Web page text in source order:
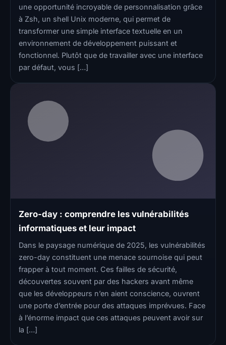
une opportunité incroyable de personnalisation grâce
à Zsh, un shell Unix moderne, qui permet de
transformer une simple interface textuelle en un
environnement de développement puissant et
fonctionnel. Plutôt que de travailler avec une interface
par défaut, vous […]
Zero-day : comprendre les vulnérabilités
informatiques et leur impact
Dans le paysage numérique de 2025, les vulnérabilités
zero-day constituent une menace sournoise qui peut
frapper à tout moment. Ces failles de sécurité,
découvertes souvent par des hackers avant même
que les développeurs n’en aient conscience, ouvrent
une porte d’entrée pour des attaques imprévues. Face
à l’énorme impact que ces attaques peuvent avoir sur
la […]